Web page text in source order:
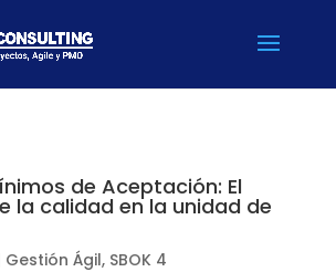
de Aceptación: El
la calidad en la unidad de
Gestión Ágil, SBOK 4